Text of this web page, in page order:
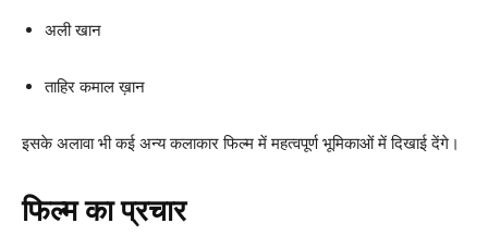
अली खान
ताहिर कमाल ख़ान
इसके अलावा भी कई अन्य कलाकार फिल्म में महत्वपूर्ण भूमिकाओं में दिखाई देंगे।
फिल्म का प्रचार